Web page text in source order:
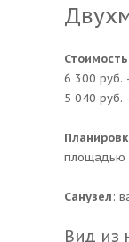
6 300 руб.
5 040 руб.
площадью
Санузел:
Вид из